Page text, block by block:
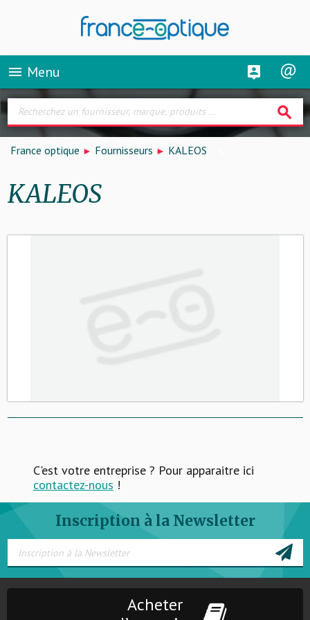
menu Menu
search
France optique Fournisseurs KALEOS
KALEOS
C'est votre entreprise ? Pour apparaitre ici
contactez-nous !
Inscription à la Newsletter
Acheter